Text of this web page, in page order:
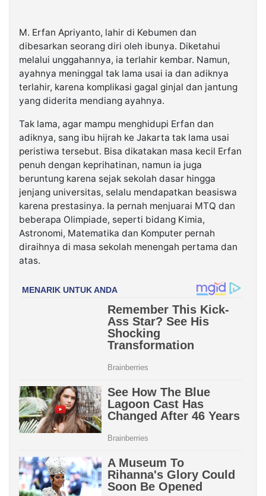
M. Erfan Apriyanto, lahir di Kebumen dan
dibesarkan seorang diri oleh ibunya. Diketahui
melalui unggahannya, ia terlahir kembar. Namun,
ayahnya meninggal tak lama usai ia dan adiknya
terlahir, karena komplikasi gagal ginjal dan jantung
yang diderita mendiang ayahnya.
Tak lama, agar mampu menghidupi Erfan dan
adiknya, sang ibu hijrah ke Jakarta tak lama usai
peristiwa tersebut. Bisa dikatakan masa kecil Erfan
penuh dengan keprihatinan, namun ia juga
beruntung karena sejak sekolah dasar hingga
jenjang universitas, selalu mendapatkan beasiswa
karena prestasinya. Ia pernah menjuarai MTQ dan
beberapa Olimpiade, seperti bidang Kimia,
Astronomi, Matematika dan Komputer pernah
diraihnya di masa sekolah menengah pertama dan
atas.